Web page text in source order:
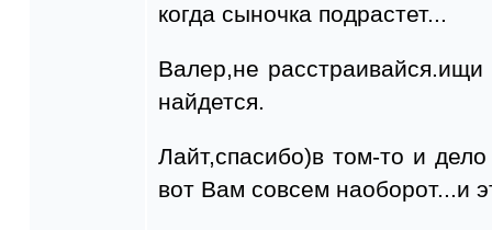
когда сыночка подрастет...
Валер,не
найдется.
Лайт,спасибо)в том-то и
вот Вам совсем наоборот...и